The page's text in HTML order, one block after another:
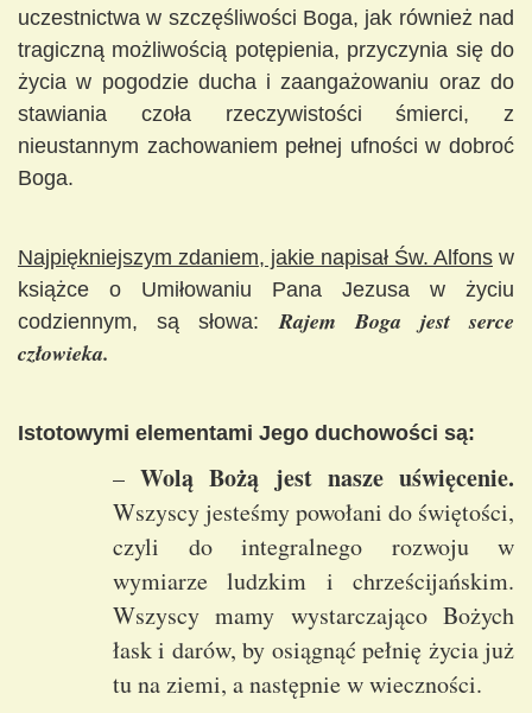
uczestnictwa w szczęśliwości Boga, jak również nad
tragiczną możliwością potępienia, przyczynia się do
życia w pogodzie ducha i zaangażowaniu oraz do
stawiania czoła rzeczywistości śmierci, z
nieustannym zachowaniem pełnej ufności w dobroć
Boga.
Najpiękniejszym zdaniem, jakie napisał Św. Alfons w
książce o Umiłowaniu Pana Jezusa w życiu
codziennym, są słowa:Rajem Boga jest serce
człowieka.
Istotowymi elementami Jego duchowości są:
–Wolą Bożą jest nasze uświęcenie.
Wszyscy jesteśmy powołani do świętości,
czyli do integralnego rozwoju w
wymiarze ludzkim i chrześcijańskim.
Wszyscy mamy wystarczająco Bożych
łask i darów, by osiągnąć pełnię życia już
tu na ziemi, a następnie w wieczności.